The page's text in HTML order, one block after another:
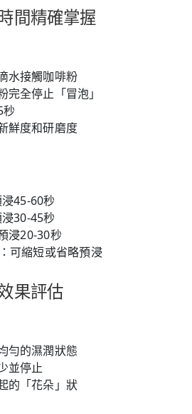
間精確掌握
水接觸咖啡粉
全停止「冒泡」
秒
鮮度和研磨度
45-60秒
30-45秒
浸20-30秒
可縮短或省略預浸
果評估
勻的濕潤狀態
並停止
的「花朵」狀